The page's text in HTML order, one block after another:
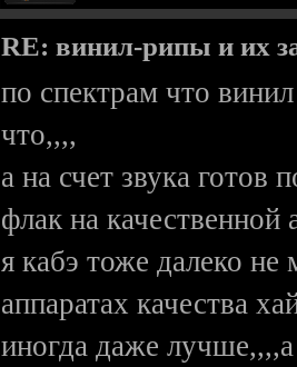
RE: винил-рипы и их
по спектрам что
что,,,,
а на счет звука готов
флак на качественной
я кабэ тоже далеко
аппаратах качества
иногда даже